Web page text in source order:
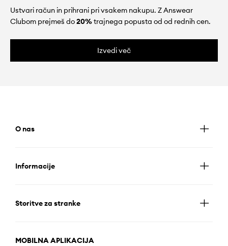
Ustvari račun in prihrani pri vsakem nakupu. Z Answear
Clubom prejmeš do20%trajnega popusta od od rednih cen.
Izvedi več
O nas
Informacije
Storitve za stranke
MOBILNA APLIKACIJA